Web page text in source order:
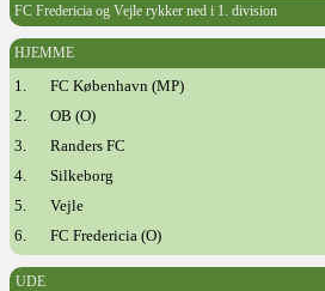
FC Fredericia og Vejle rykker ned i 1. division
HJEMME
1. FC København (MP)
2.
OB (O)
3.
Randers FC
4.
Silkeborg
5.
Vejle
6.
FC Fredericia (O)
UDE